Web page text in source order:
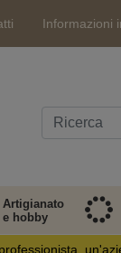
Informazioni
Artigianato
e hobby